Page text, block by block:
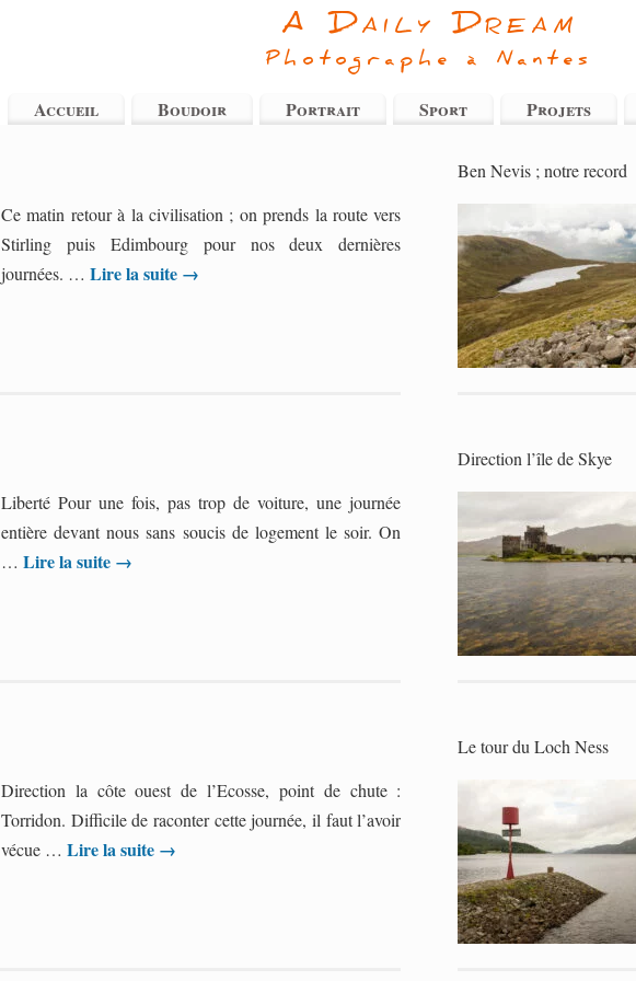
A Daily Dream
Photographe à Nantes
Accueil Boudoir Portrait Sport Projets
Ce matin retour à la civilisation ; on prends la route vers
Stirling puis Edimbourg pour nos deux dernières
journées. … Lire la suite →
Ben Nevis ; notre record
Liberté Pour une fois, pas trop de voiture, une journée
entière devant nous sans soucis de logement le soir. On
… Lire la suite →
Direction l’île de Skye
Direction la côte ouest de l’Ecosse, point de chute :
Torridon. Difficile de raconter cette journée, il faut l’avoir
vécue … Lire la suite →
Le tour du Loch Ness